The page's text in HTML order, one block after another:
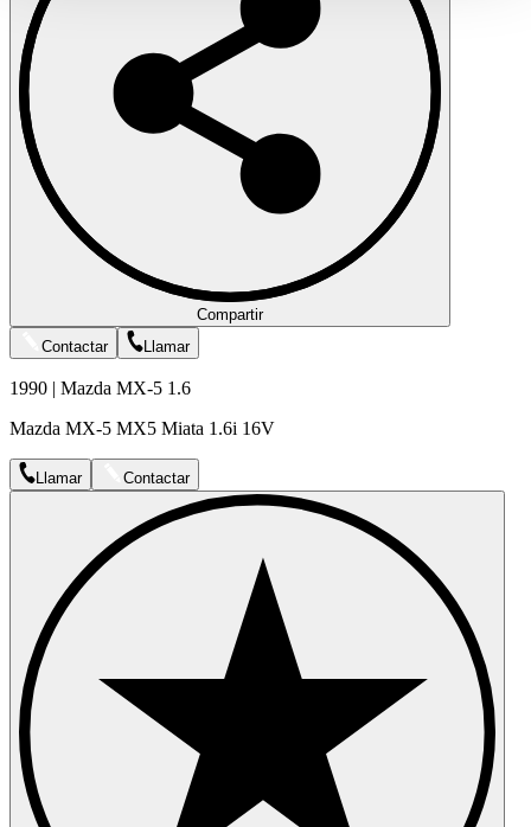
gesammelt haben.
Datenschutzerklärung
Compartir
Contactar
Llamar
1990 | Mazda MX-5 1.6
Mazda MX-5 MX5 Miata 1.6i 16V
Llamar Contactar